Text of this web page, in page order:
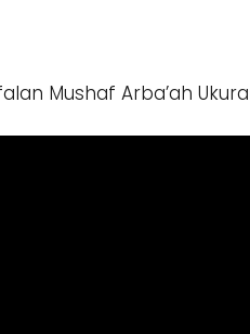
Mushaf Arba’ah